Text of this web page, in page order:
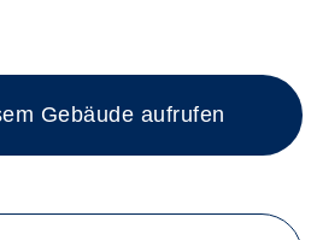
Gebäude aufrufen